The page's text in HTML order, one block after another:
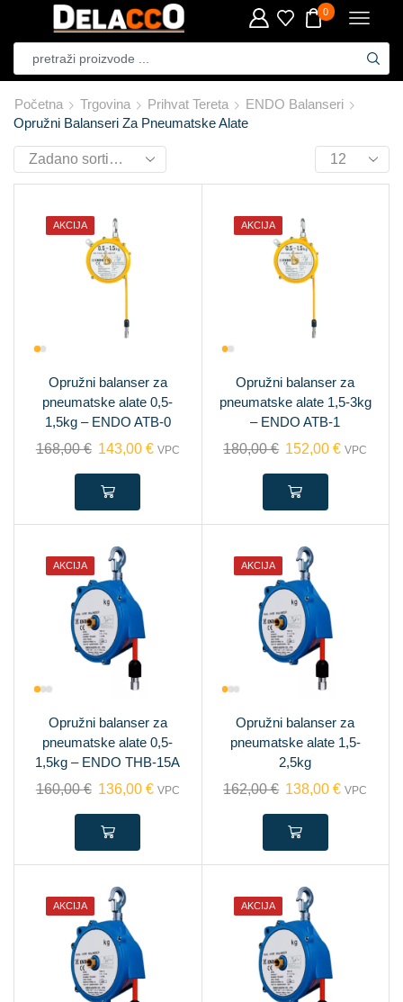
0
Početna Trgovina Prihvat Tereta
ENDO Balanseri
Opružni Balanseri Za Pneumatske Alate
AKCIJA
Opružni balanser za
pneumatske alate 0,5-
1,5kg – ENDO ATB-0
168,00€ 143,00 € VPC
AKCIJA
Opružni balanser za
pneumatske alate 1,5-3kg
– ENDO ATB-1
180,00€ 152,00€ VPC
AKCIJA
Opružni balanser za
pneumatske alate 0,5-
1,5kg – ENDO THB-15A
160,00€ 136,00 € VPC
AKCIJA
Opružni balanser za
pneumatske alate 1,5-
2,5kg
162,00€ 138,00€ VPC
AKCIJA AKCIJA